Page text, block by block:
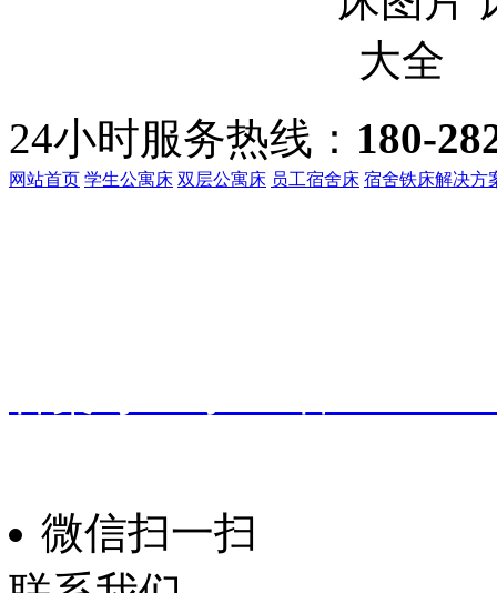
24小时服务热线： 180-
网站首页 学生公寓床 双层公寓床 员工宿舍床 宿舍铁床解决方
微信扫一扫